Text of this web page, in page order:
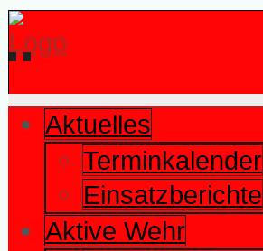
Aktuelles
Terminkalender
Einsatzberichte
Aktive Wehr